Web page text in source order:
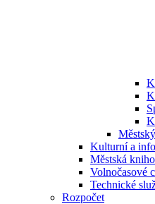
Kulturní a
Městská
Volnočasové
Technické
Rozpočet